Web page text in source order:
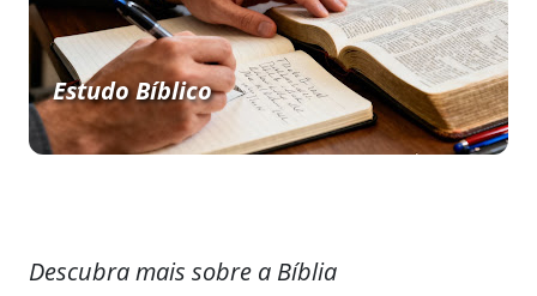
Estudo Bíblico
Descubra mais sobre a Bíblia